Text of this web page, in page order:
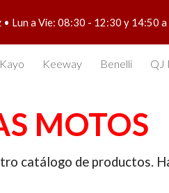
Skip to
Lun a Vie: 08:30 - 12:30 y 14:50
Kayo Keeway Benelli QJ
MOTOS
catálogo de productos.